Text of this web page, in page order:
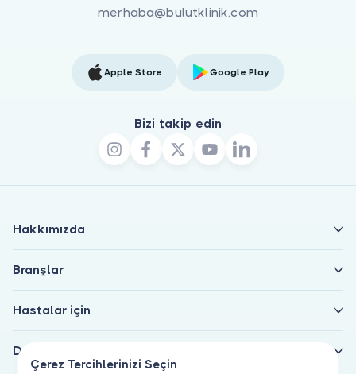
Çerez Tercihlerinizi Seçin
merhaba@bulutklinik.com
Apple Store Google Play
Bizi takip edin
Hakkımızda
Branşlar
Hastalar için
Doktorlar için